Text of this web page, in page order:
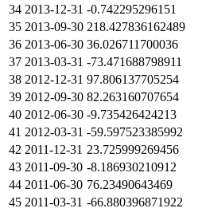
34 2013-12-31 -0.742295296151
35 2013-09-30 218.427836162489
36 2013-06-30 36.026711700036
37 2013-03-31 -73.471688798911
38 2012-12-31 97.806137705254
39 2012-09-30 82.263160707654
40 2012-06-30 -9.735426424213
41 2012-03-31 -59.597523385992
42 2011-12-31 23.725999269456
43 2011-09-30 -8.186930210912
44 2011-06-30 76.23490643469
45 2011-03-31 -66.880396871922